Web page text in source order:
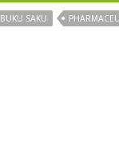
BUKU SAKU